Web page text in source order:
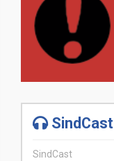
SindCast
SindCast